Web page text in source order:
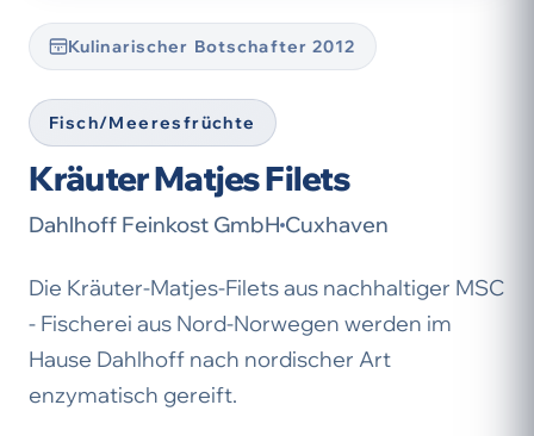
Kulinarischer Botschafter 2012
Fisch/Meeresfrüchte
Kräuter Matjes Filets
Dahlhoff Feinkost GmbH Cuxhaven
Die Kräuter-Matjes-Filets aus nachhaltiger MSC
- Fischerei aus Nord-Norwegen werden im
Hause Dahlhoff nach nordischer Art
enzymatisch gereift.